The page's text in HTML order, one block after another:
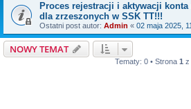
Proces rejestracji i aktywacji
dla zrzeszonych w SSK TT!!!
Ostatni post autor: Admin « 02 maja 2025,
NOWY TEMAT
Tematy: 0 • Strona 1 z